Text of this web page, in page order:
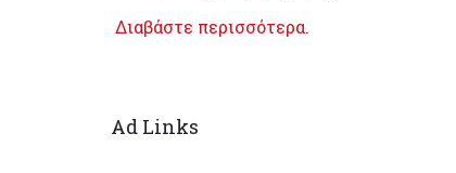
Διαβάστε περισσότερα.
Ad Links